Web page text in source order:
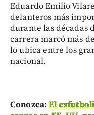
Eduardo Emilio
delanteros más
durante las décadas
carrera marcó más
lo ubica entre los
nacional.
Conozca:El